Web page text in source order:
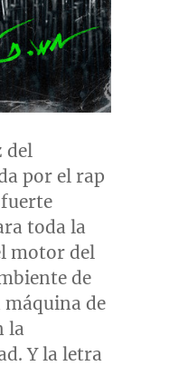
del
por el rap
toda la
motor del
de
de
la
Y la letra